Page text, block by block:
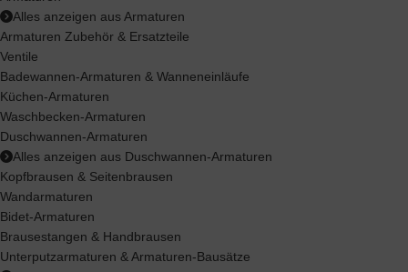
Alles anzeigen aus Armaturen
Armaturen Zubehör & Ersatzteile
Ventile
Badewannen-Armaturen & Wanneneinläufe
Küchen-Armaturen
Waschbecken-Armaturen
Duschwannen-Armaturen
Alles anzeigen aus Duschwannen-Armaturen
Kopfbrausen & Seitenbrausen
Wandarmaturen
Bidet-Armaturen
Brausestangen & Handbrausen
Unterputzarmaturen & Armaturen-Bausätze